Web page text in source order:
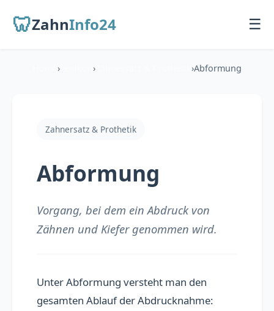
🦷ZahnInfo24 ☰
Startseite
Zahnarzt finden
Behandlungen
› › ›Abformung
Zahnersatz & Prothetik
Abformung
Vorgang, bei dem ein Abdruck von
Zähnen und Kiefer genommen wird.
Unter Abformung versteht man den
gesamten Ablauf der Abdrucknahme: